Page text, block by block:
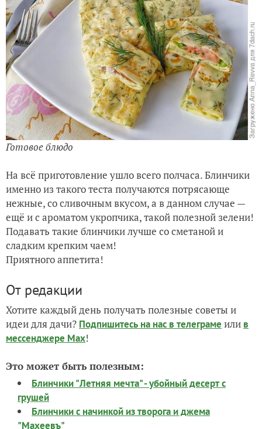
Готовое блюдо
На всё приготовление ушло всего полчаса. Блинчики
именно из такого теста получаются потрясающе
нежные, со сливочным вкусом, а в данном случае —
ещё и с ароматом укропчика, такой полезной зелени!
Подавать такие блинчики лучше со сметаной и
сладким крепким чаем!
Приятного аппетита!
От редакции
Хотите каждый день получать полезные советы и
идеи для дачи? Подпишитесь на нас в телеграме или в
мессенджере Max!
Это может быть полезным:
Блинчики "Летняя мечта" - убойный десерт с
грушей
Блинчики с начинкой из творога и джема
"Махеевъ"